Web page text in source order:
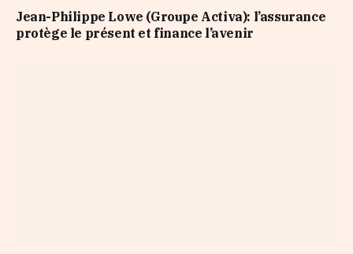
Jean-Philippe Lowe (Groupe Activa): l’assurance
protège le présent et finance l’avenir